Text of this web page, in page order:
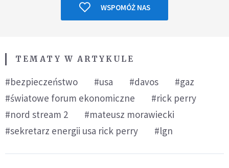
WSPOMÓŻ NAS
TEMATY W ARTYKULE
#bezpieczeństwo #usa #davos
#gaz
#światowe forum ekonomiczne
#rick perry
#nord stream 2
#mateusz morawiecki
#sekretarz energii usa rick perry
#lgn